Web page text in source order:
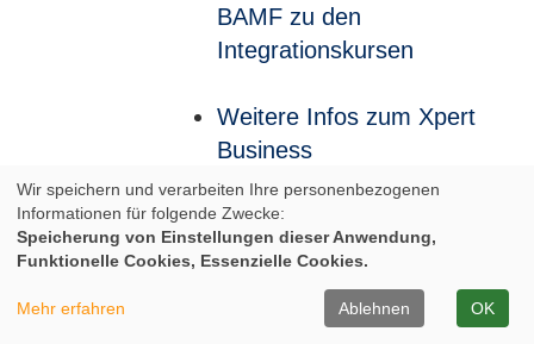
BAMF zu den
Integrationskursen
Weitere Infos zum Xpert
Business
Weitere Infos zum Xpert
Business
Infos zum Europäischen
Wir speichern und verarbeiten Ihre personenbezogenen
Informationen für folgende Zwecke:
Speicherung von Einstellungen dieser Anwendung,
Funktionelle Cookies, Essenzielle Cookies.
Mehr erfahren Ablehnen OK